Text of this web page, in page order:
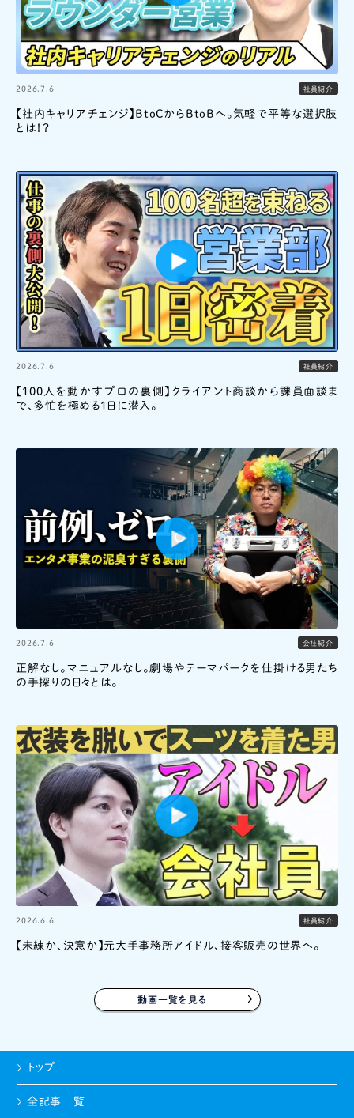
2026.7.6 社員紹介
【社内キャリアチェンジ】BtoCからBtoBへ。気軽で平等な選択肢
とは！？
2026.7.6 社員紹介
【100人を動かすプロの裏側】クライアント商談から課員面談ま
で、多忙を極める1日に潜入。
2026.7.6 会社紹介
正解なし。マニュアルなし。劇場やテーマパークを仕掛ける男たち
の手探りの日々とは。
2026.6.6 社員紹介
【未練か、決意か】元大手事務所アイドル、接客販売の世界へ。
動画一覧を見る
トップ
全記事一覧